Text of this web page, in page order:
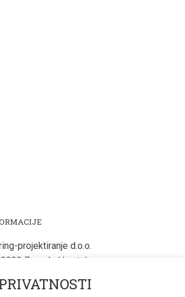
projektiranje d.o.o.
Zagreb, Hrvatska